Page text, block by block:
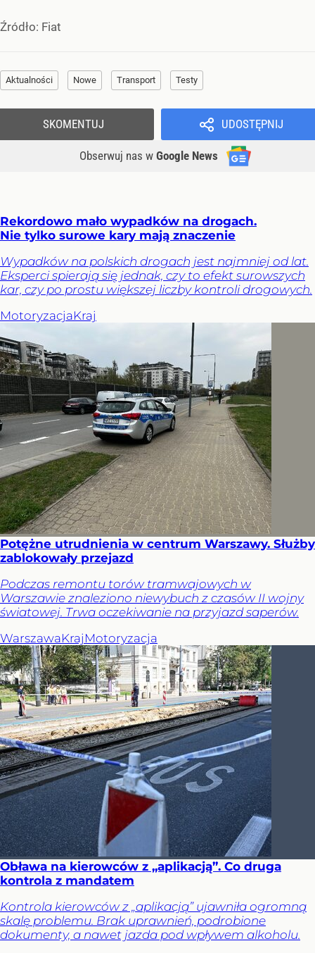
Źródło: Fiat
Aktualności Nowe Transport Testy
UDOSTĘPNIJ
Obserwuj nas w Google News
SKOMENTUJ
Rekordowo mało wypadków na drogach.
Nie tylko surowe kary mają znaczenie
Wypadków na polskich drogach jest najmniej od lat.
Eksperci spierają się jednak, czy to efekt surowszych
kar, czy po prostu większej liczby kontroli drogowych.
MotoryzacjaKraj
Potężne utrudnienia w centrum Warszawy. Służby
zablokowały przejazd
Podczas remontu torów tramwajowych w
Warszawie znaleziono niewybuch z czasów II wojny
światowej. Trwa oczekiwanie na przyjazd saperów.
WarszawaKraj Motoryzacja
Obława na kierowców z „aplikacją”. Co druga
kontrola z mandatem
Kontrola kierowców z „aplikacją” ujawniła ogromną
skalę problemu. Brak uprawnień, podrobione
dokumenty, a nawet jazda pod wpływem alkoholu.